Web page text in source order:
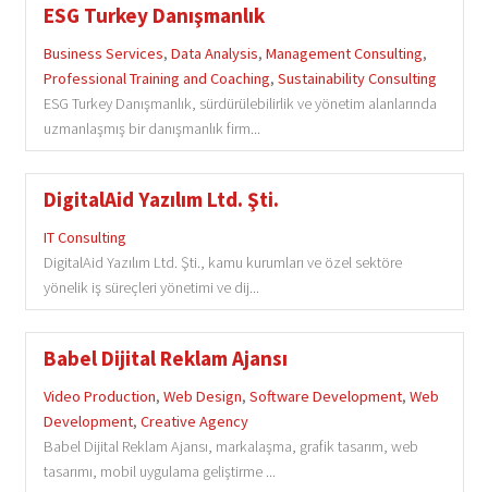
ESG Turkey Danışmanlık
Business Services, Data Analysis, Management Consulting,
Professional Training and Coaching, Sustainability Consulting
ESG Turkey Danışmanlık, sürdürülebilirlik ve yönetim alanlarında
uzmanlaşmış bir danışmanlık firm...
DigitalAid Yazılım Ltd. Şti.
IT Consulting
DigitalAid Yazılım Ltd. Şti., kamu kurumları ve özel sektöre
yönelik iş süreçleri yönetimi ve dij...
Babel Dijital Reklam Ajansı
Video Production, Web Design, Software Development, Web
Development, Creative Agency
Babel Dijital Reklam Ajansı, markalaşma, grafik tasarım, web
tasarımı, mobil uygulama geliştirme ...